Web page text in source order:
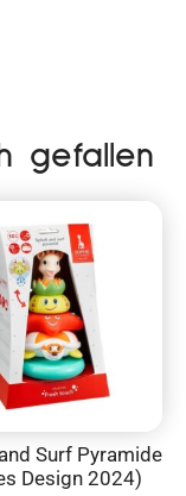
gefallen
Surf Pyramide
Design 2024)